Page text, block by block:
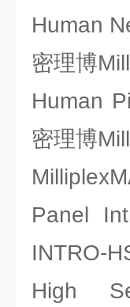
Human
密理博
Human
密理博
Panel
INTRO-
High